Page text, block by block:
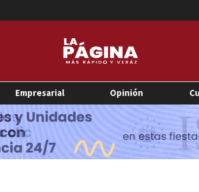
Empresarial Opinión